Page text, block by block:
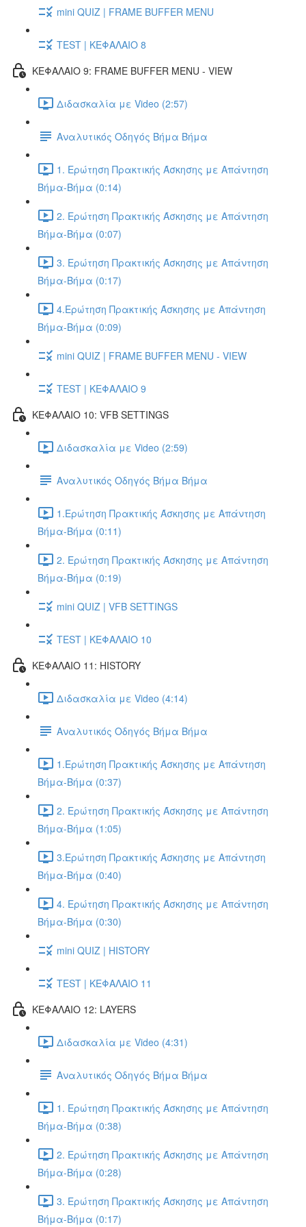
mini QUIZ | FRAME BUFFER MENU
TEST | ΚΕΦΑΛΑΙΟ 8
ΚΕΦΑΛΑΙΟ 9: FRAME BUFFER MENU - VIEW
Διδασκαλία με Video (2:57)
Αναλυτικός Οδηγός Βήμα Βήμα
1. Ερώτηση Πρακτικής Άσκησης με Απάντηση
Βήμα-Βήμα (0:14)
2. Ερώτηση Πρακτικής Άσκησης με Απάντηση
Βήμα-Βήμα (0:07)
3. Ερώτηση Πρακτικής Άσκησης με Απάντηση
Βήμα-Βήμα (0:17)
4.Ερώτηση Πρακτικής Άσκησης με Απάντηση
Βήμα-Βήμα (0:09)
mini QUIZ | FRAME BUFFER MENU - VIEW
TEST | ΚΕΦΑΛΑΙΟ 9
ΚΕΦΑΛΑΙΟ 10: VFB SETTINGS
Διδασκαλία με Video (2:59)
Αναλυτικός Οδηγός Βήμα Βήμα
1.Ερώτηση Πρακτικής Άσκησης με Απάντηση
Βήμα-Βήμα (0:11)
2. Ερώτηση Πρακτικής Άσκησης με Απάντηση
Βήμα-Βήμα (0:19)
mini QUIZ | VFB SETTINGS
TEST | ΚΕΦΑΛΑΙΟ 10
ΚΕΦΑΛΑΙΟ 11: HISTORY
Διδασκαλία με Video (4:14)
Αναλυτικός Οδηγός Βήμα Βήμα
1.Ερώτηση Πρακτικής Άσκησης με Απάντηση
Βήμα-Βήμα (0:37)
2. Ερώτηση Πρακτικής Άσκησης με Απάντηση
Βήμα-Βήμα (1:05)
3.Ερώτηση Πρακτικής Άσκησης με Απάντηση
Βήμα-Βήμα (0:40)
4. Ερώτηση Πρακτικής Άσκησης με Απάντηση
Βήμα-Βήμα (0:30)
mini QUIZ | HISTORY
TEST | ΚΕΦΑΛΑΙΟ 11
ΚΕΦΑΛΑΙΟ 12: LAYERS
Διδασκαλία με Video (4:31)
Αναλυτικός Οδηγός Βήμα Βήμα
1. Ερώτηση Πρακτικής Άσκησης με Απάντηση
Βήμα-Βήμα (0:38)
2. Ερώτηση Πρακτικής Άσκησης με Απάντηση
Βήμα-Βήμα (0:28)
3. Ερώτηση Πρακτικής Άσκησης με Απάντηση
Βήμα-Βήμα (0:17)